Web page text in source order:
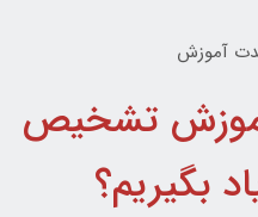
تشخیص
بگیریم؟